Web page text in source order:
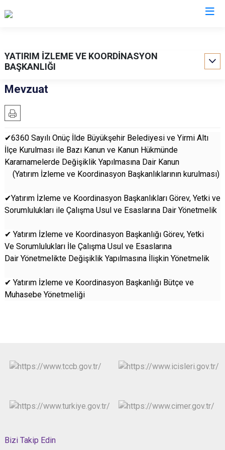
YATIRIM İZLEME VE KOORDİNASYON
BAŞKANLIĞI
Mevzuat
✔6360 Sayılı Onüç İlde Büyükşehir Belediyesi ve Yirmi Altı
İlçe Kurulması ile Bazı Kanun ve Kanun Hükmünde
Kararnamelerde Değişiklik Yapılmasına Dair Kanun
(Yatırım İzleme ve Koordinasyon Başkanlıklarının kurulması)
✔Yatırım İzleme ve Koordinasyon Başkanlıkları Görev, Yetki ve
Sorumlulukları ile Çalışma Usul ve Esaslarına Dair Yönetmelik
✔ Yatırım İzleme ve Koordinasyon Başkanlığı Görev, Yetki
Ve Sorumlulukları İle Çalışma Usul ve Esaslarına
Dair Yönetmelikte Değişiklik Yapılmasına İlişkin Yönetmelik
✔ Yatırım İzleme ve Koordinasyon Başkanlığı Bütçe ve
Muhasebe Yönetmeliği
Bizi Takip Edin